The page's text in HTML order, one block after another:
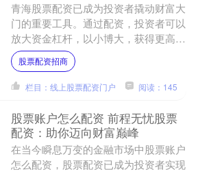
青海股票配资已成为投资者撬动财富大
门的重要工具。通过配资，投资者可以
放大资金杠杆，以小博大，获得更高的
收益。 股票配资网提供高达10倍的配
资杠杆，这意味着投资者....
股票配资招商
栏目：线上股票配资门户 阅读：145
股票账户怎么配资 前程无忧股票
配资：助你迈向财富巅峰
在当今瞬息万变的金融市场中股票账户
怎么配资，股票配资已成为投资者实现